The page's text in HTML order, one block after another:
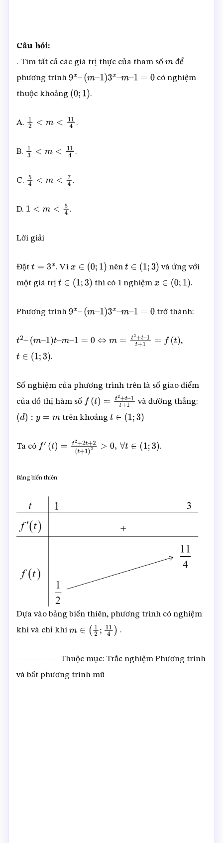
Câu hỏi:
. Tìm tất cả các giá trị thực của tham số mđể
phương trình 9 m– )3x– m–1 =0
có nghiệm
thuộc khoảng (0;1) .
A. 12 <m< 114 .
B. 13 <m< 114 .
C. 54 <m< 4 .
D. 1 <m<5 4 .
Lời giải
Đặt t =3 x . Vì x∈( 0;1) nên t∈( 1;3)
và ứng với
một giá trị t ∈( 1;3) thì có 1 nghiệmx∈( 0;1) .
Phương trình 9 m– )3x– m–1 =0 trở thành:
t (m– 1)t– m– = 0⇔m = 2+ t–1 +1= t) ,
t ∈( 1;3) .
Số nghiệm của phương trình trên là số giao điểm
của đồ thị hàm số f( t)= t2+
–
1t+1
và đường thẳng:
(d) y =m trên khoảng t∈( 1;3)
Ta có f′
∀t ∈ 1;3) .
Bảng biến thiên:
Dựa vào bảng biến thiên, phương trình có nghiệm
khi và chỉ khi m∈( 12; 11 4) .
======= Thuộc mục: Trắc nghiệm Phương trình
và bất phương trình mũ